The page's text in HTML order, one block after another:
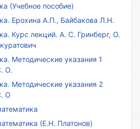
(Учебное пособие)
Ерохина А.П., Байбакова Л.Н.
Курс лекций. А. С. Гринберг, О.
Методические указания 1
О.
Методические указания 2
О
(Е.Н. Платонов)